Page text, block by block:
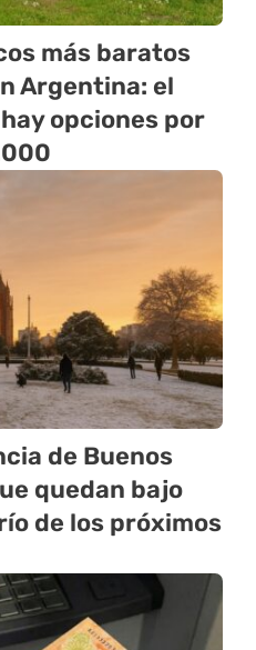
más baratos
Argentina: el
opciones por
de Buenos
quedan bajo
de los próximos